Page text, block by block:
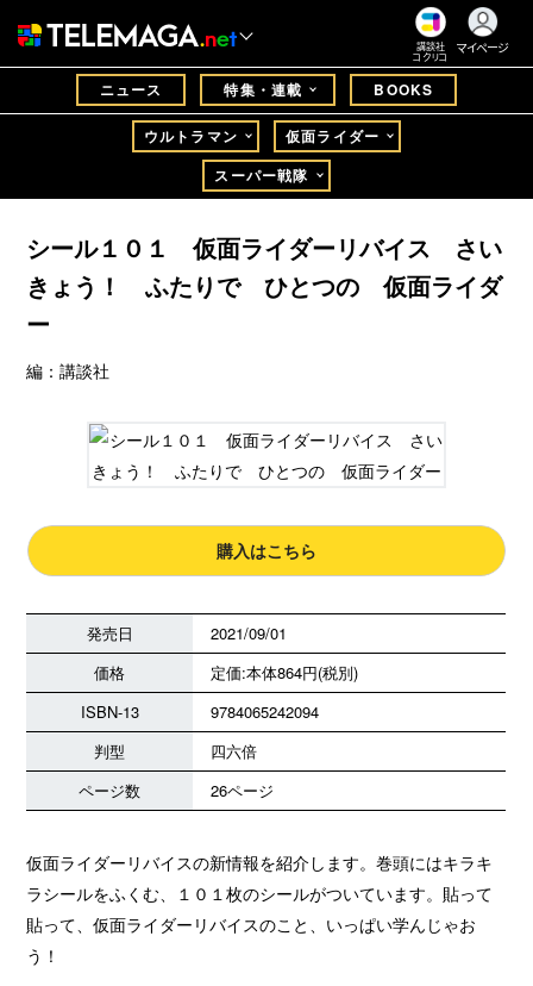
講談社
コクリコ
マイページ
ニュース 特集・連載 BOOKS
ウルトラマン
仮面ライダー
スーパー戦隊
シール１０１ 仮面ライダーリバイス さい
きょう！ ふたりで ひとつの 仮面ライダ
ー
編：講談社
購入はこちら
発売日
2021/09/01
価格
定価:本体864円(税別)
ISBN-13
9784065242094
判型
四六倍
ページ数
26ページ
仮面ライダーリバイスの新情報を紹介します。巻頭にはキラキ
ラシールをふくむ、１０１枚のシールがついています。貼って
貼って、仮面ライダーリバイスのこと、いっぱい学んじゃお
う！